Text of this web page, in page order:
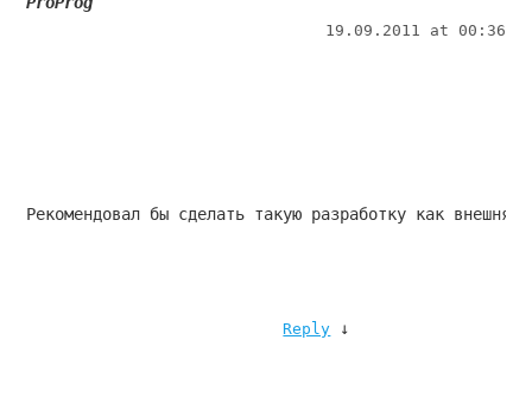
19.09.2011 at 00:36
Рекомендовал бы сделать такую разработку как
Reply ↓